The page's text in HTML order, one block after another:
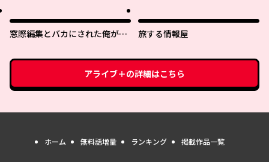
り行きで美少女ギャルの師匠に
なったらなぜかめちゃくちゃ懐
かれた〜
窓際編集とバカにされた俺が、
た
旅する情報屋
アライブ＋の詳細はこちら
ホーム 無料話増量 ランキング 掲載作品一覧